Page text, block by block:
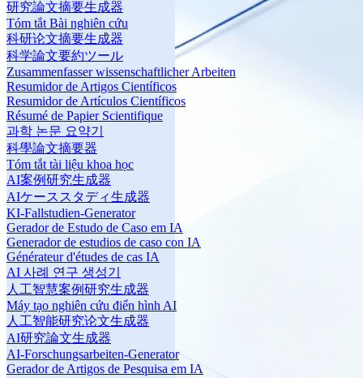
研究論文摘要生成器
Tóm tắt Bài nghiên cứu
科研论文摘要生成器
科学論文要約ツール
Zusammenfasser wissenschaftlicher Arbeiten
Resumidor de Artigos Científicos
Resumidor de Artículos Científicos
Résumé de Papier Scientifique
과학 논문 요약기
科學論文摘要器
Tóm tắt tài liệu khoa học
AI案例研究生成器
AIケーススタディ生成器
KI-Fallstudien-Generator
Gerador de Estudo de Caso em IA
Generador de estudios de caso con IA
Générateur d'études de cas IA
AI 사례 연구 생성기
人工智慧案例研究生成器
Máy tạo nghiên cứu điển hình AI
人工智能研究论文生成器
AI研究論文生成器
AI-Forschungsarbeiten-Generator
Gerador de Artigos de Pesquisa em IA